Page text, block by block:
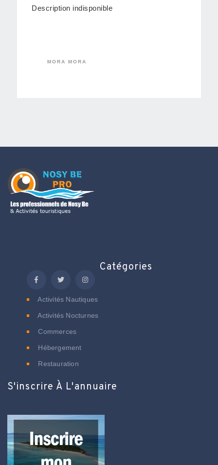
Description indisponible
MORA MORA
Catégories
Activités Nautiques
Activités Nocturnes
Commerces
Hébergement
Restauration
S'inscrire À L'annuaire